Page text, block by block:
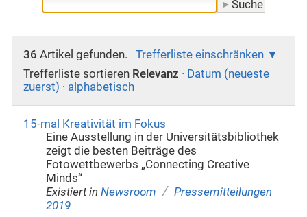
36 Artikel gefunden.
Trefferliste einschränken
Trefferliste sortieren Relevanz · Datum (neueste
zuerst) · alphabetisch
15-mal Kreativität im Fokus
Eine Ausstellung in der Universitätsbibliothek
zeigt die besten Beiträge des
Fotowettbewerbs „Connecting Creative
Minds“
Existiert in Newsroom / Pressemitteilungen
2019